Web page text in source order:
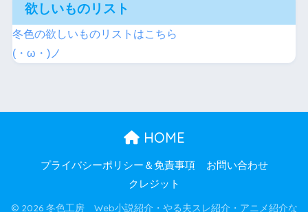
欲しいものリスト
冬色の欲しいものリストはこちら
(・ω・)ノ
HOME
プライバシーポリシー＆免責事項
お問い合わせ
クレジット
© 2026 冬色工房 Web小説紹介・やる夫スレ紹介・アニメ紹介な